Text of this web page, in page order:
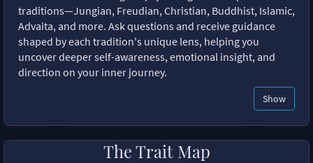
traditions—Jungian, Freudian, Christian, Buddhist, Islamic,
Advaita, and more. Ask questions and receive guidance
shaped by each tradition's unique lens, helping you
uncover deeper self-awareness, emotional insight, and
direction on your inner journey.
Show
The Trait Map